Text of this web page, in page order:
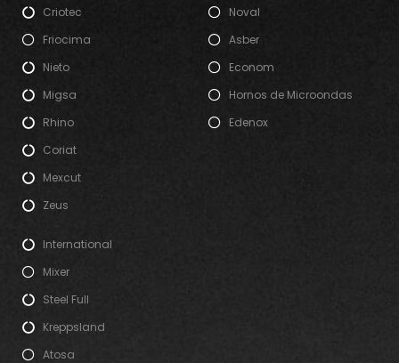
Criotec
Friocima
Nieto
Migsa
Rhino
Coriat
Mexcut
Zeus
Noval
Asber
Econom
Hornos de Microondas
Edenox
International
Mixer
Steel Full
Kreppsland
Atosa